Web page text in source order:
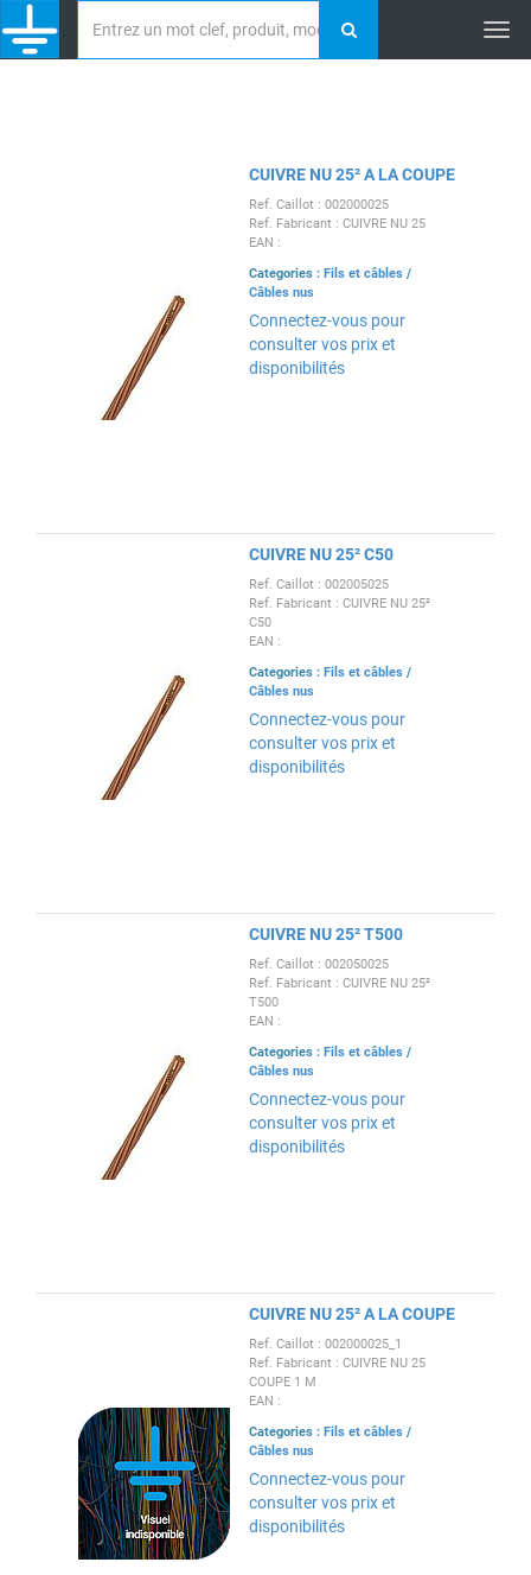
CUIVRE NU 25² A LA COUPE
Ref. Caillot : 002000025
Ref. Fabricant : CUIVRE NU 25
EAN :
Categories : Fils et câbles /
Câbles nus
Connectez-vous pour
consulter vos prix et
disponibilités
CUIVRE NU 25² C50
Ref. Caillot : 002005025
Ref. Fabricant : CUIVRE NU 25²
C50
EAN :
Categories : Fils et câbles /
Câbles nus
Connectez-vous pour
consulter vos prix et
disponibilités
CUIVRE NU 25² T500
Ref. Caillot : 002050025
Ref. Fabricant : CUIVRE NU 25²
T500
EAN :
Categories : Fils et câbles /
Câbles nus
Connectez-vous pour
consulter vos prix et
disponibilités
CUIVRE NU 25² A LA COUPE
Ref. Caillot : 002000025_1
Ref. Fabricant : CUIVRE NU 25
COUPE 1 M
EAN :
Categories : Fils et câbles /
Câbles nus
Connectez-vous pour
consulter vos prix et
disponibilités